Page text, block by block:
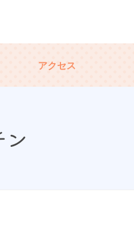
アクセス